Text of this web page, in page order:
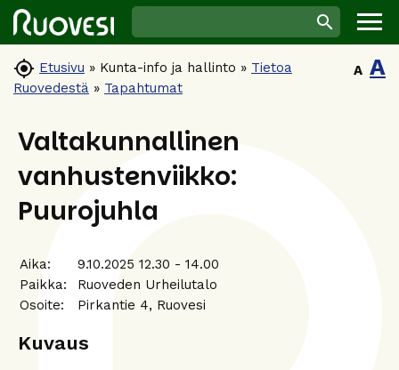
 Etusivu » Kunta-info ja hallinto » Tietoa
Ruovedestä » Tapahtumat
A A
Valtakunnallinen
vanhustenviikko:
Puurojuhla
Aika:
9.10.2025 12.30 - 14.00
Paikka:
Ruoveden Urheilutalo
Osoite:
Pirkantie 4, Ruovesi
Kuvaus